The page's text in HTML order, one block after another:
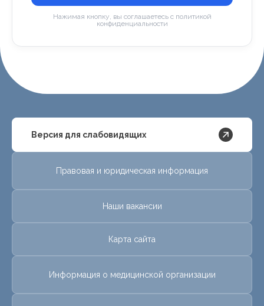
Нажимая кнопку, вы соглашаетесь с политикой
конфиденциальности
Версия для слабовидящих
Правовая и юридическая информация
Наши вакансии
Карта сайта
Информация о медицинской организации